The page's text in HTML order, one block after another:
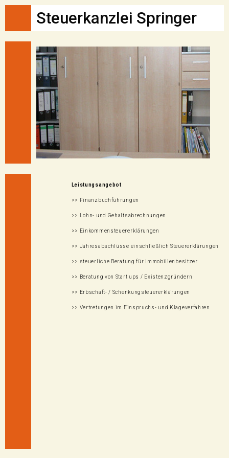
Steuerkanzlei Springer
Leistungsangebot
>> Finanzbuchführungen
>> Lohn- und Gehaltsabrechnungen
>> Einkommensteuererklärungen
>> Jahresabschlüsse einschließlich Steuererklärungen
>> steuerliche Beratung für Immobilienbesitzer
>> Beratung von Start ups / Existenzgründern
>> Erbschaft- / Schenkungsteuererklärungen
>> Vertretungen im Einspruchs- und Klageverfahren